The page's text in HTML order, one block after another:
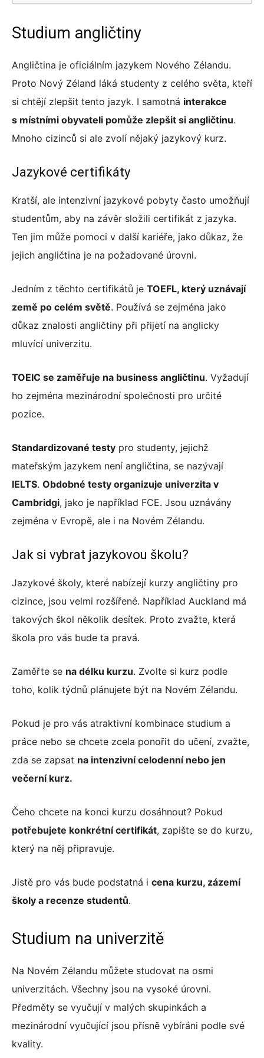
Studium angličtiny
Angličtina je oficiálním jazykem Nového Zélandu.
Proto Nový Zéland láká studenty z celého světa, kteří
si chtějí zlepšit tento jazyk. I samotná interakce
s místními obyvateli pomůže zlepšit si angličtinu.
Mnoho cizinců si ale zvolí nějaký jazykový kurz.
Jazykové certifikáty
Kratší, ale intenzivní jazykové pobyty často umožňují
studentům, aby na závěr složili certifikát z jazyka.
Ten jim může pomoci v další kariéře, jako důkaz, že
jejich angličtina je na požadované úrovni.
Jedním z těchto certifikátů je TOEFL, který uznávají
země po celém světě. Používá se zejména jako
důkaz znalosti angličtiny při přijetí na anglicky
mluvící univerzitu.
TOEIC se zaměřuje na business angličtinu. Vyžadují
ho zejména mezinárodní společnosti pro určité
pozice.
Standardizované testy pro studenty, jejichž
mateřským jazykem není angličtina, se nazývají
IELTS. Obdobné testy organizuje univerzita v
Cambridgi, jako je například FCE. Jsou uznávány
zejména v Evropě, ale i na Novém Zélandu.
Jak si vybrat jazykovou školu?
Jazykové školy, které nabízejí kurzy angličtiny pro
cizince, jsou velmi rozšířené. Například Auckland má
takových škol několik desítek. Proto zvažte, která
škola pro vás bude ta pravá.
Zaměřte se na délku kurzu. Zvolte si kurz podle
toho, kolik týdnů plánujete být na Novém Zélandu.
Pokud je pro vás atraktivní kombinace studium a
práce nebo se chcete zcela ponořit do učení, zvažte,
zda se zapsat na intenzivní celodenní nebo jen
večerní kurz.
Čeho chcete na konci kurzu dosáhnout? Pokud
potřebujete konkrétní certifikát, zapište se do kurzu,
který na něj připravuje.
Jistě pro vás bude podstatná i cena kurzu, zázemí
školy a recenze studentů.
Studium na univerzitě
Na Novém Zélandu můžete studovat na osmi
univerzitách. Všechny jsou na vysoké úrovni.
Předměty se vyučují v malých skupinkách a
mezinárodní vyučující jsou přísně vybíráni podle své
kvality.